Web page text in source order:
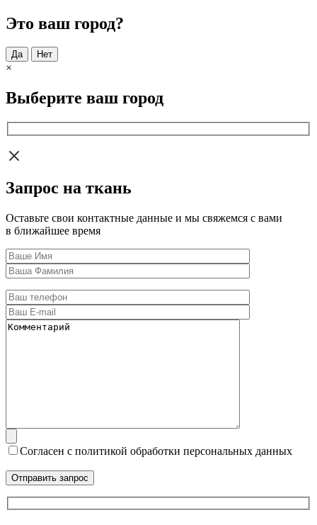
Это ваш город?
Да Нет
×
Выберите ваш город
Запрос на ткань
Оставьте свои контактные данные и мы свяжемся с вами
в ближайшее время
Согласен с политикой обработки персональных данных